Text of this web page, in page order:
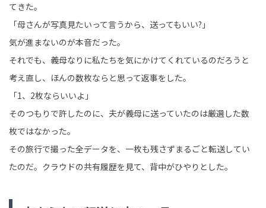
てきた。
「母さんが写真見たいって言うから、送ってもいい?」
気が進まないのが本音だった。
それでも、義母なりに私たちを気にかけてくれているのだろうと
考え直し、ほんの数枚ならと思って返事をした。
「1、2枚ならいいよ」
そのつもりで許したのに、夫が義母に送っていたのは厳選した数
枚ではなかった。
その旅行で撮った全データを、一枚も残さずまるごと転送してい
たのだ。クラウドの共有履歴を見て、背中がひやりとした。